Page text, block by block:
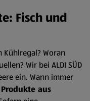
Fisch und
Kühlregal? Woran
Wir bei ALDI SÜD
ein. Wann immer
aus